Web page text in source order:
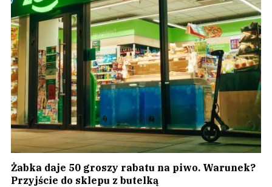
Żabka daje 50 groszy rabatu na piwo. Warunek?
Przyjście do sklepu z butelką